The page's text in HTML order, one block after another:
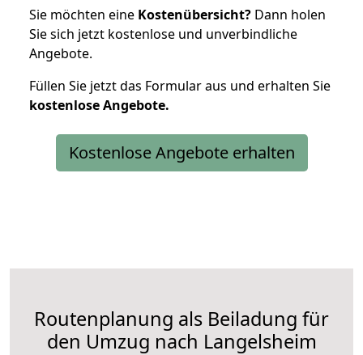
Sie möchten eine Kostenübersicht? Dann holen
Sie sich jetzt kostenlose und unverbindliche
Angebote.
Füllen Sie jetzt das Formular aus und erhalten Sie
kostenloseAngebote.
Kostenlose Angebote erhalten
Routenplanung als Beiladung für
den Umzug nach Langelsheim